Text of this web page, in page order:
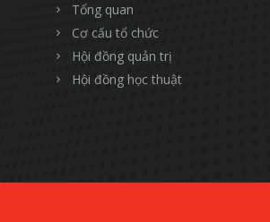
Tổng quan
Cơ cấu tổ chức
Hội đồng quản trị
Hội đồng học thuật